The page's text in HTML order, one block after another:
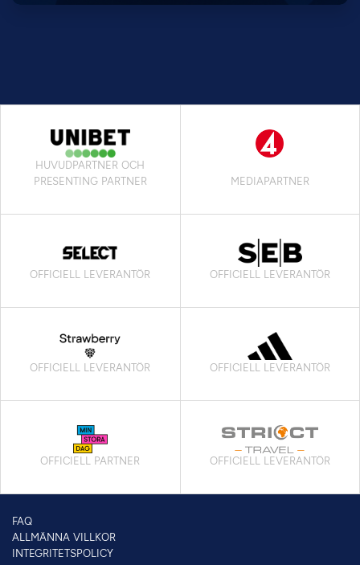
HUVUDPARTNER OCH
PRESENTING PARTNER
MEDIAPARTNER
OFFICIELL LEVERANTÖR OFFICIELL LEVERANTÖR
OFFICIELL LEVERANTÖR OFFICIELL LEVERANTÖR
OFFICIELL PARTNER OFFICIELL LEVERANTÖR
FAQ
ALLMÄNNA VILLKOR
INTEGRITETSPOLICY